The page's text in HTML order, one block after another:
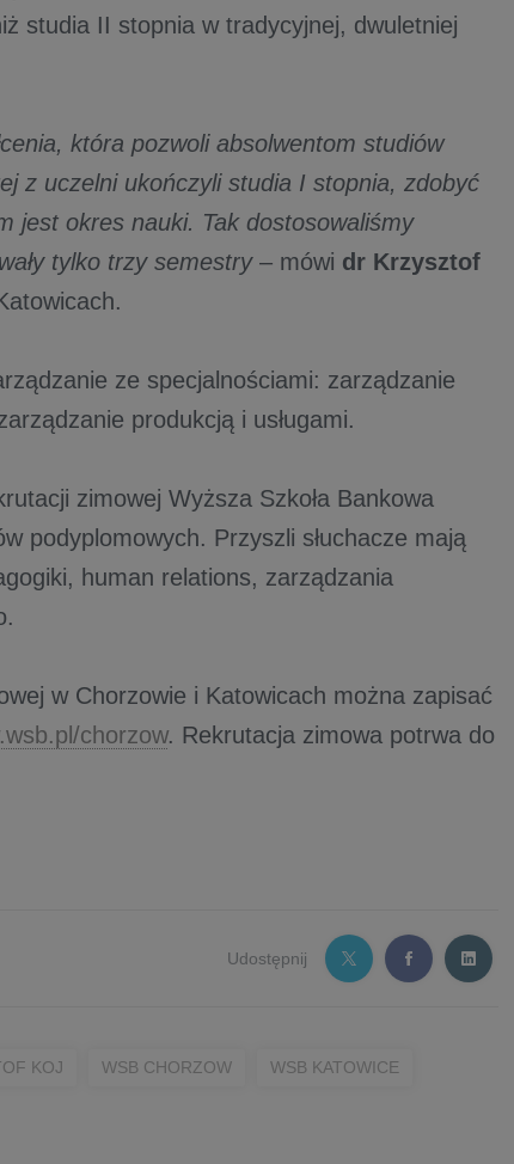
studia II stopnia w tradycyjnej, dwuletniej
która pozwoli absolwentom studiów
z uczelni ukończyli studia I stopnia, zdobyć
jest okres nauki. Tak dostosowaliśmy
tylko trzy semestry – mówi dr Krzysztof
ze specjalnościami: zarządzanie
produkcją i usługami.
zimowej Wyższa Szkoła Bankowa
podyplomowych. Przyszli słuchacze mają
human relations, zarządzania
w Chorzowie i Katowicach można zapisać
chorzow. Rekrutacja zimowa potrwa do
Udostępnij
KOJ WSB CHORZOW WSB KATOWICE